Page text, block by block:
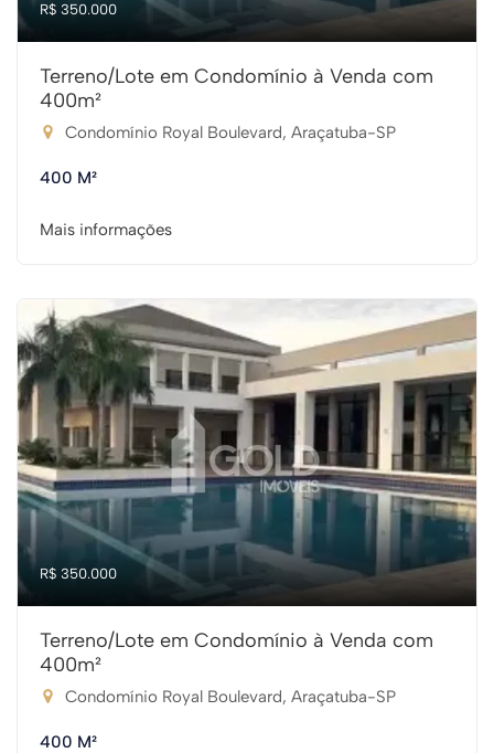
R$ 350.000
Terreno/Lote em Condomínio à Venda com
400m²
Condomínio Royal Boulevard, Araçatuba-SP
400 M²
Mais informações
R$ 350.000
Terreno/Lote em Condomínio à Venda com
400m²
Condomínio Royal Boulevard, Araçatuba-SP
400 M²